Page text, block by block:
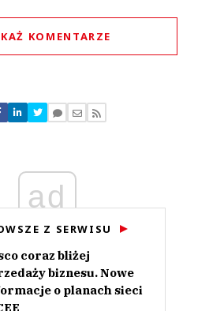
KOMENTARZE
znaleziono komentarzy
swoje komentarze
Anuluj
ad
Z SERWISU
coraz bliżej
biznesu. Nowe
o planach sieci